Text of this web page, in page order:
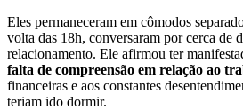
Eles permaneceram em cômodos
volta das 18h, conversaram por cerca de
relacionamento. Ele afirmou ter
falta de compreensão em relação ao
financeiras e aos constantes
teriam ido dormir.